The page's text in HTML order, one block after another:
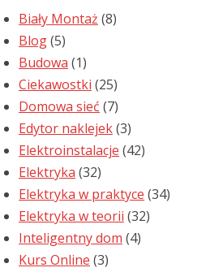
Biały Montaż (8)
Blog(5)
Budowa (1)
Ciekawostki (25)
Domowa sieć (7)
Edytor naklejek(3)
Elektroinstalacje (42)
Elektryka (32)
Elektryka w praktyce (34)
Elektryka w teorii (32)
Inteligentny dom (4)
Kurs Online (3)